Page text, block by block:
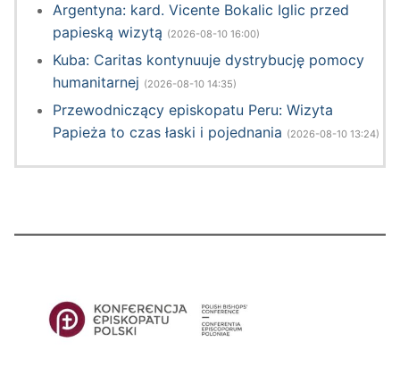
Argentyna: kard. Vicente Bokalic Iglic przed
papieską wizytą (2026-08-10 16:00)
Kuba: Caritas kontynuuje dystrybucję pomocy
humanitarnej (2026-08-10 14:35)
Przewodniczący episkopatu Peru: Wizyta
Papieża to czas łaski i pojednania (2026-08-10 13:24)